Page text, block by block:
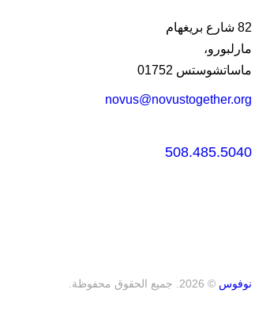
82 شارع بريغهام
مارلبورو،
ماساتشوستس 01752
novus@novustogether.org
508.485.5040
نوفوس © 2026. جميع الحقوق محفوظة.